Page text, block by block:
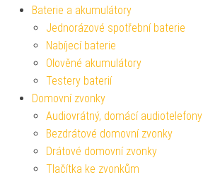
Baterie a akumulátory
Jednorázové spotřební baterie
Nabíjecí baterie
Olověné akumulátory
Testery baterií
Domovní zvonky
Audiovrátný, domácí audiotelefony
Bezdrátové domovní zvonky
Drátové domovní zvonky
Tlačítka ke zvonkům